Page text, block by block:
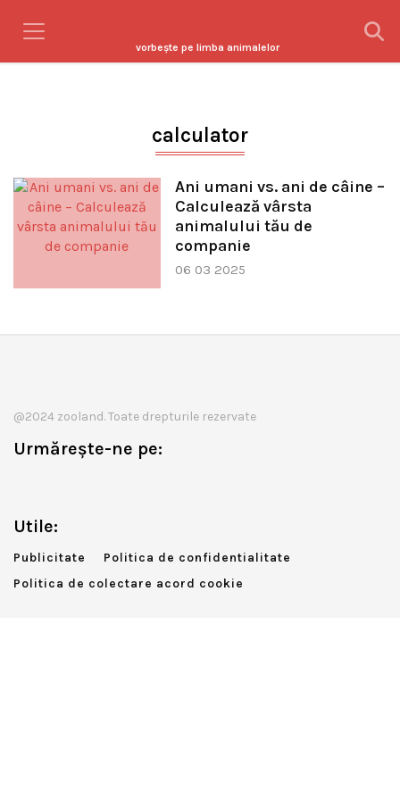
vorbeşte pe limba animalelor
calculator
Ani umani vs. ani de câine –
Calculează vârsta
animalului tău de
companie
06 03 2025
@2024 zooland. Toate drepturile rezervate
Urmărește-ne pe:
Utile:
Publicitate
Politica de confidentialitate
Politica de colectare acord cookie